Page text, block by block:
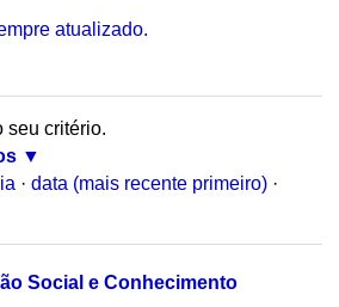
atualizado.
seu critério.
· data (mais recente primeiro) ·
Social e Conhecimento